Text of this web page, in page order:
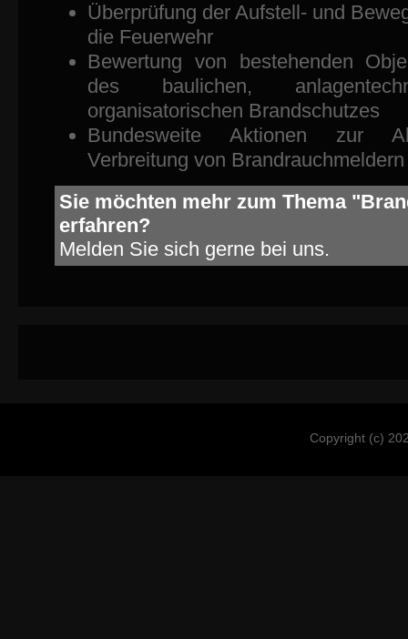
Überprüfung der Aufstell- und
die Feuerwehr
Bewertung von bestehenden
des baulichen,
organisatorischen Brandschutzes
Bundesweite Aktionen zur
Verbreitung von Brandrauchmeldern
Sie möchten mehr zum Thema
erfahren?
Melden Sie sich gerne bei uns.
Copyright (c)